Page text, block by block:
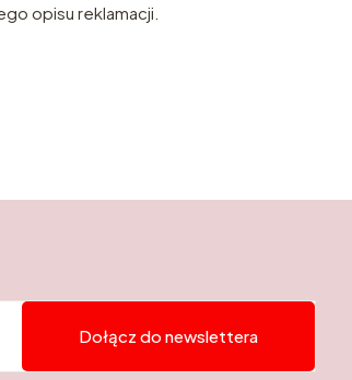
opisu reklamacji.
Dołącz do newslettera